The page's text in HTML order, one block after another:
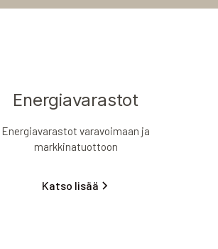
Energiavarastot
Energiavarastot varavoimaan ja
markkinatuottoon
Katso lisää